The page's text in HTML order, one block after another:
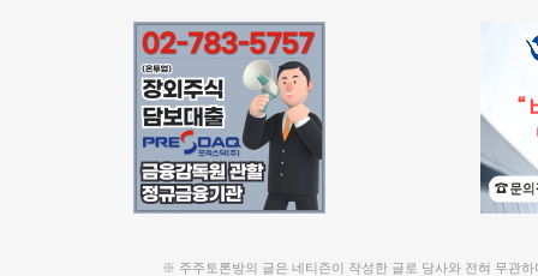
※ 주주토론방의 글은 네티즌이 작성한 글로 당사와 전혀 무관